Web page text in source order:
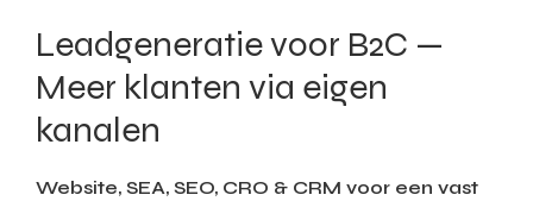
Leadgeneratie voor B2C —
Meer klanten via eigen
kanalen
Website, SEA, SEO, CRO & CRM voor een vast